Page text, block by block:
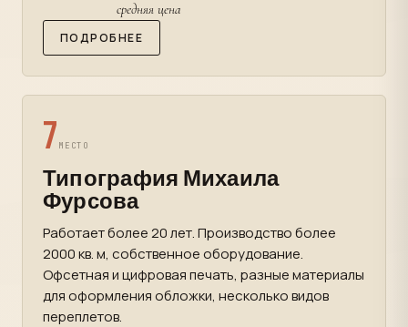
средняя цена
ПОДРОБНЕЕ
7 МЕСТО
Типография Михаила
Фурсова
Работает более 20 лет. Производство более
2000 кв. м, собственное оборудование.
Офсетная и цифровая печать, разные материалы
для оформления обложки, несколько видов
переплетов.